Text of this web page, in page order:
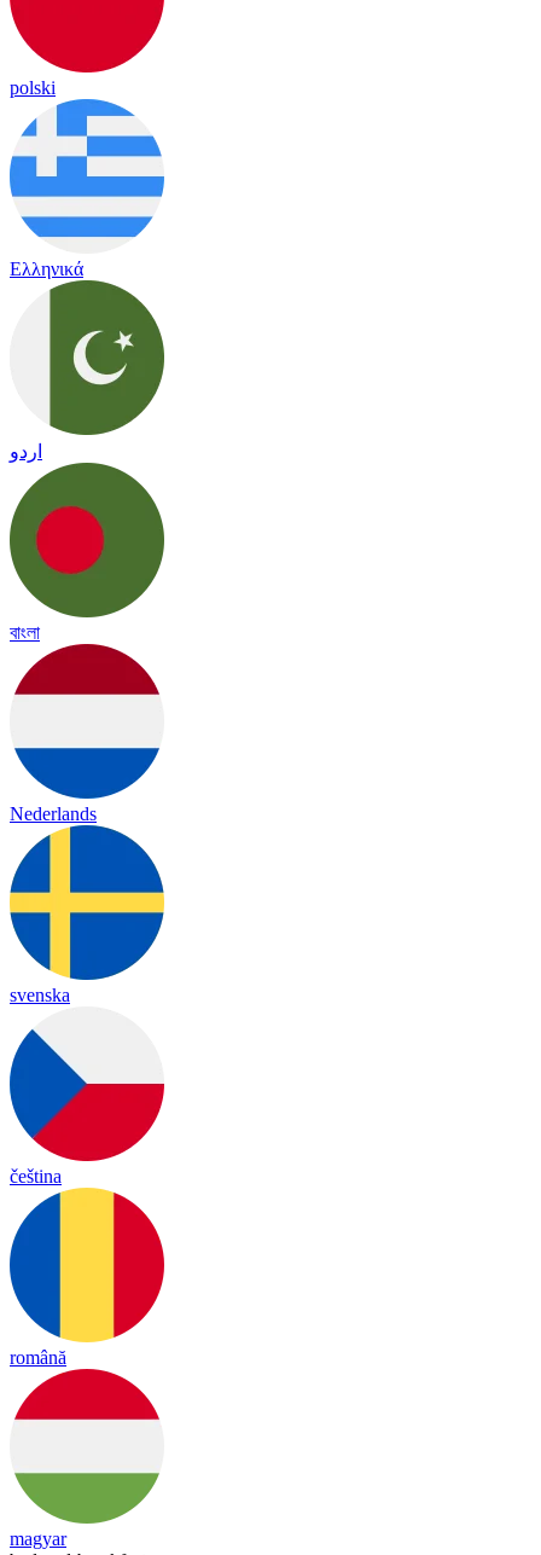
polski
Ελληνικά
اردو
বাংলা
Nederlands
svenska
čeština
română
magyar